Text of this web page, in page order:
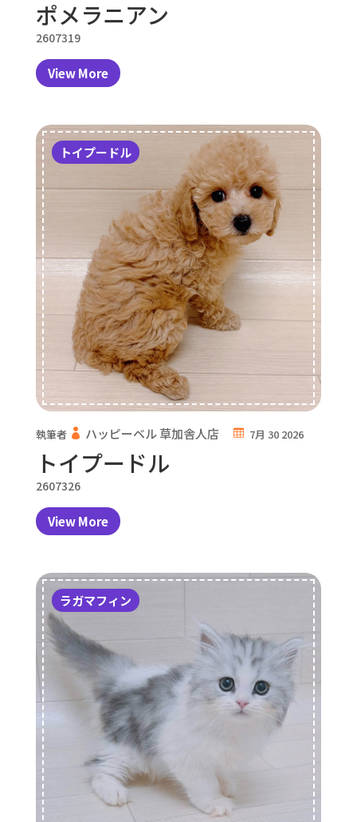
ポメラニアン
2607319
View More
トイプードル
執筆者 ハッピーベル 草加舎人店 7月 30 2026
トイプードル
2607326
View More
ラガマフィン